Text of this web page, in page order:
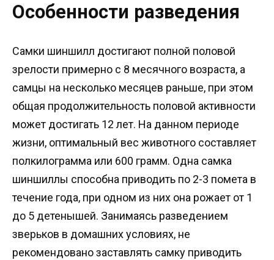
Особенности разведения
Самки шиншилл достигают полной половой
зрелости примерно с 8 месячного возраста, а
самцы на несколько месяцев раньше, при этом
общая продолжительность половой активности
может достигать 12 лет. На данном периоде
жизни, оптимальный вес животного составляет
полкилограмма или 600 грамм. Одна самка
шиншиллы способна приводить по 2-3 помета в
течение года, при одном из них она рожает от 1
до 5 детенышей. Занимаясь разведением
зверьков в домашних условиях, не
рекомендовано заставлять самку приводить